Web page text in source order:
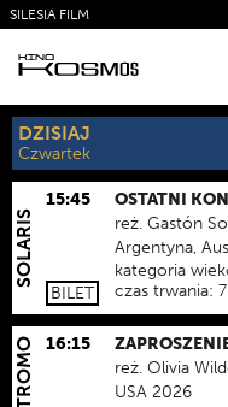
SILESIA FILM
KSIĄŻKI
NEWSLETTER
DZISIAJ
Czwartek
SOLARIS
15:45
BILET
OSTATNI
reż. Gastón
Argentyna,
kategoria
czas trwania:
16:15
reż. Olivia
USA 2026